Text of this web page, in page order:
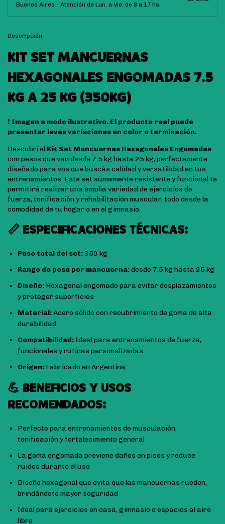
Buenos Aires - Atención de Lun. a Vie. de 8 a 17 hs.
Descripción
KIT SET MANCUERNAS
HEXAGONALES ENGOMADAS 7.5
KG A 25 KG (350KG)
❗ Imagen a modo ilustrativo. El producto real puede
presentar leves variaciones en color o terminación.
Descubrí el Kit Set Mancuernas Hexagonales Engomadas
con pesos que van desde 7.5 kg hasta 25 kg, perfectamente
diseñado para vos que buscás calidad y versatilidad en tus
entrenamientos. Este set sumamente resistente y funcional te
permitirá realizar una amplia variedad de ejercicios de
fuerza, tonificación y rehabilitación muscular, todo desde la
comodidad de tu hogar o en el gimnasio.
📏 ESPECIFICACIONES TÉCNICAS:
Peso total del set:350 kg
Rango de peso por mancuerna:desde 7.5 kg hasta 25 kg
Diseño: Hexagonal engomado para evitar desplazamientos
y proteger superficies
Material:Acero sólido con recubrimiento de goma de alta
durabilidad
Compatibilidad: Ideal para entrenamientos de fuerza,
funcionales y rutinas personalizadas
Origen: Fabricado en Argentina
💪 BENEFICIOS Y USOS
RECOMENDADOS:
Perfecto para entrenamientos de musculación,
tonificación y fortalecimiento general
La goma engomada previene daños en pisos y reduce
ruidos durante el uso
Diseño hexagonal que evita que las mancuernas rueden,
brindándote mayor seguridad
Ideal para ejercicios en casa, gimnasio o espacios al aire
libre